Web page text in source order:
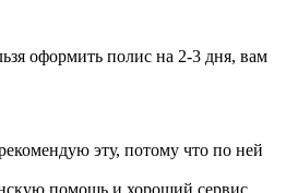
оформить полис на 2-3 дня, вам
эту, потому что по ней
помощь и хороший сервис.